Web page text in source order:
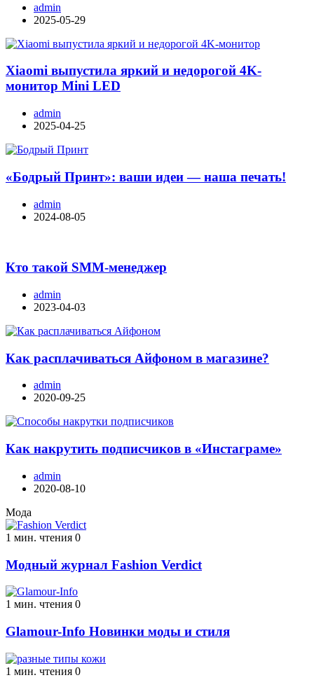
admin
2025-05-29
Xiaomi выпустила яркий и недорогой 4K-
монитор Mini LED
admin
2025-04-25
«Бодрый Принт»: ваши идеи — наша печать!
admin
2024-08-05
Кто такой SMM-менеджер
admin
2023-04-03
Как расплачиваться Айфоном в магазине?
admin
2020-09-25
Как накрутить подписчиков в «Инстаграме»
admin
2020-08-10
Мода
1 мин. чтения 0
Модный журнал Fashion Verdict
1 мин. чтения 0
Glamour-Info Новинки моды и стиля
1 мин. чтения 0